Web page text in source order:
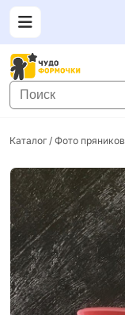
Каталог / Фото пряников